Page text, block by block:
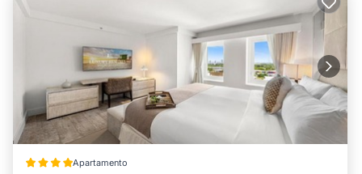
Apartamento